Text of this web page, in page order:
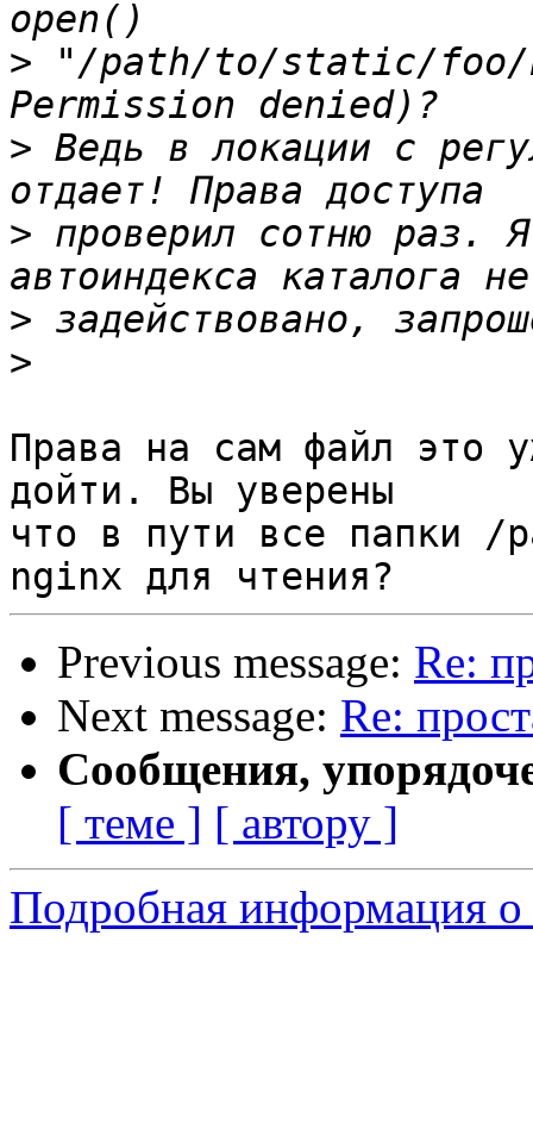
> "/path/to/static/
> Ведь в локации с
> проверил сотню раз.
>
>
Права на сам файл это
дойти. Вы уверены
что в пути все папки
Previous message: Re:
Next message: Re:
Сообщения,
[ теме ] [ автору ]
Подробная информация